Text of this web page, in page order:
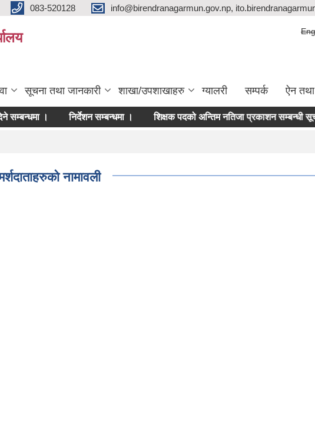
083-520128 info@birendranagarmun.gov.np,
सूचना तथा जानकारी शाखा/उपशाखाहरु ग्यालरी सम्पर्क ऐन
। निर्देशन सम्बन्धमा । शिक्षक पदको अन्तिम नतिजा प्रकाशन सम्बन्धी सूचना
नामावली